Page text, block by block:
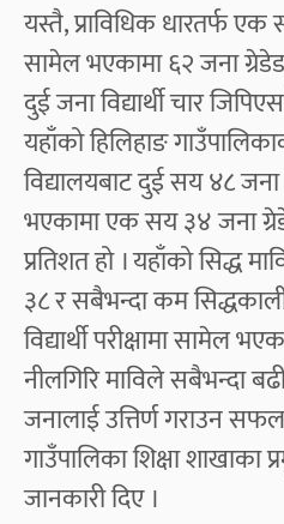
यस्तै, प्राविधिक धारतर्फ एक
सामेल भएकामा ६२ जना
दुई जना विद्यार्थी चार
यहाँको हिलिहाङ
विद्यालयबाट दुई सय ४८ जना
भएकामा एक सय ३४ जना
प्रतिशत हो । यहाँको सिद्ध
३८ र सबैभन्दा कम
विद्यार्थी परीक्षामा सामेल
नीलगिरि माविले सबैभन्दा
जनालाई उत्तिर्ण गराउन
गाउँपालिका शिक्षा
जानकारी दिए ।